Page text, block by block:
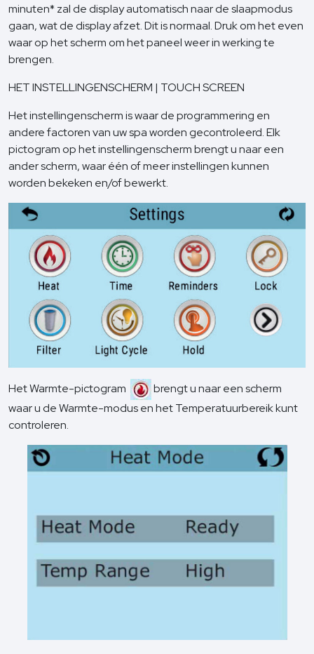
minuten* zal de display automatisch naar de slaapmodus
gaan, wat de display afzet. Dit is normaal. Druk om het even
waar op het scherm om het paneel weer in werking te
brengen.
HET INSTELLINGENSCHERM | TOUCH SCREEN
Het instellingenscherm is waar de programmering en
andere factoren van uw spa worden gecontroleerd. Elk
pictogram op het instellingenscherm brengt u naar een
ander scherm, waar één of meer instellingen kunnen
worden bekeken en/of bewerkt.
Het Warmte-pictogram
brengt u naar een scherm
waar u de Warmte-modus en het Temperatuurbereik kunt
controleren.